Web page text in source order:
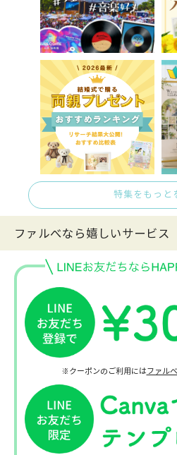
特集をもっと
ファルべなら嬉しいサービス
※クーポンのご利用にはファル